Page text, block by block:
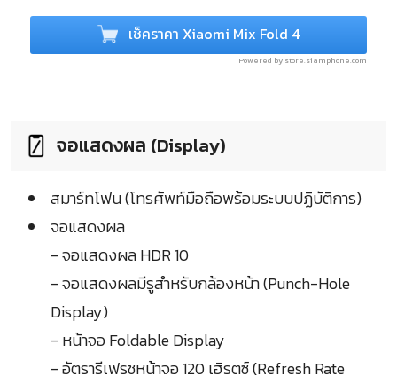
เช็คราคา Xiaomi Mix Fold 4
Powered by store.siamphone.com
จอแสดงผล (Display)
สมาร์ทโฟน (โทรศัพท์มือถือพร้อมระบบปฏิบัติการ)
จอแสดงผล
- จอแสดงผล HDR 10
- จอแสดงผลมีรูสำหรับกล้องหน้า (Punch-Hole
Display)
- หน้าจอ Foldable Display
- อัตรารีเฟรชหน้าจอ 120 เฮิรตซ์ (Refresh Rate